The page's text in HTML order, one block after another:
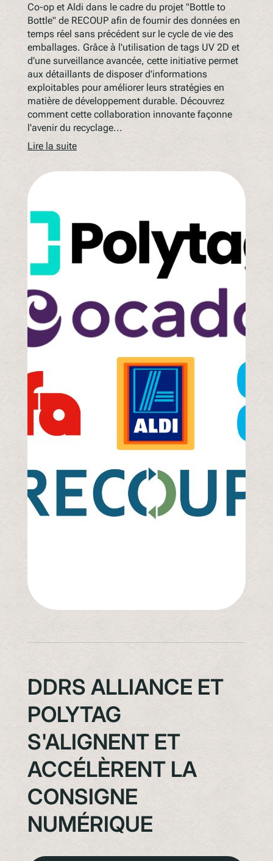
Co-op et Aldi dans le cadre du projet "Bottle to
Bottle" de RECOUP afin de fournir des données en
temps réel sans précédent sur le cycle de vie des
emballages. Grâce à l'utilisation de tags UV 2D et
d'une surveillance avancée, cette initiative permet
aux détaillants de disposer d'informations
exploitables pour améliorer leurs stratégies en
matière de développement durable. Découvrez
comment cette collaboration innovante façonne
l'avenir du recyclage...
Lire la suite
DDRS ALLIANCE ET
POLYTAG
S'ALIGNENT ET
ACCÉLÈRENT LA
CONSIGNE
NUMÉRIQUE